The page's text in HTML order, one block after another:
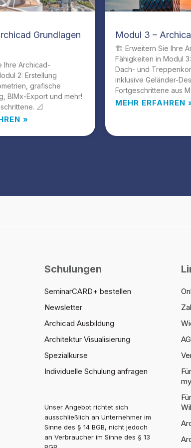
Grundlagen
Ihre Archicad-
2: Erstellung
grafische
BIMx-Export und mehr!
📐
»
Modul 3 –
🏗️ Erweitern Sie Ihre
Fähigkeiten in Modul
Dach- und
inklusive Geländer-
Fortgeschrittene aus
MEHR ERFAHREN
Schulungen
SeminarCARD+ bestellen
Newsletter
Archicad Ausbildung
Architektur Visualisierung
Spezialkurse
Individuelle Schulung anfragen
Unser Angebot richtet sich
ausschließlich an Unternehmer im
Sinne des § 14 BGB, nicht jedoch
an Verbraucher im Sinne des § 13